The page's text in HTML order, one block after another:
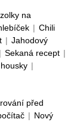
na
| Chili
| Jahodový
| Sekaná recept |
|
před
| Nový